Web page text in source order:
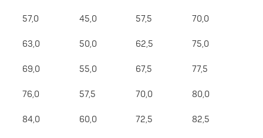
57,0 45,0 57,5 70,0
63,0 50,0 62,5 75,0
69,0 55,0 67,5 77,5
76,0 57,5 70,0 80,0
84,0 60,0 72,5 82,5